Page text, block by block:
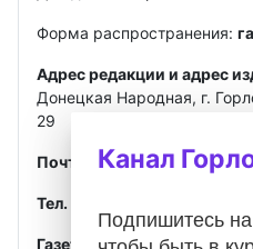
Форма распространения:
Адрес редакции и адрес
Донецкая Народная, г.
29
Почта
Тел. ред.:
Газета зарегистрирована
Канал
Подпишитесь